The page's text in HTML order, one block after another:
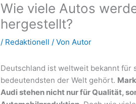
Wie viele Autos
hergestellt?
/ Redaktionell / VonAutor
Deutschland ist weltweit bekannt für
bedeutendsten der Welt gehört.
Audi stehen nicht nur für Qualität,